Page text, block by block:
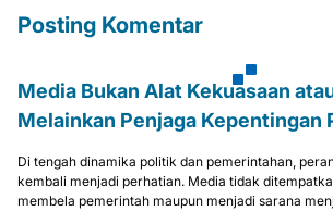
Posting Komentar
Media Bukan Alat Kekuasaan
Melainkan Penjaga Kepentingan
Di tengah dinamika politik dan pemerintahan,
kembali menjadi perhatian. Media tidak
membela pemerintah maupun menjadi sarana